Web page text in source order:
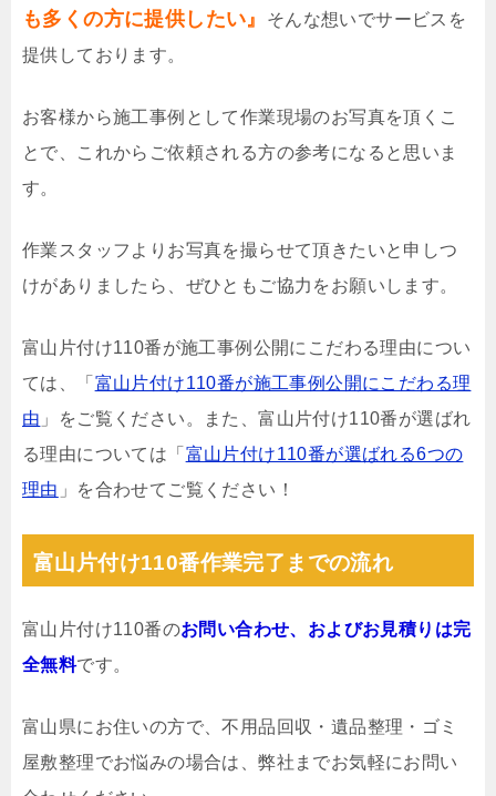
も多くの方に提供したい』
そんな想いでサービスを
提供しております。
お客様から施工事例として作業現場のお写真を頂くこ
とで、これからご依頼される方の参考になると思いま
す。
作業スタッフよりお写真を撮らせて頂きたいと申しつ
けがありましたら、ぜひともご協力をお願いします。
富山片付け110番が施工事例公開にこだわる理由につい
ては、「 富山片付け110番が施工事例公開にこだわる理
由 」をご覧ください。また、富山片付け110番が選ばれ
る理由については「 富山片付け110番が選ばれる6つの
理由 」を合わせてご覧ください！
富山片付け110番作業完了までの流れ
富山片付け110番のお問い合わせ、およびお見積りは完
全無料です。
富山県にお住いの方で、不用品回収・遺品整理・ゴミ
屋敷整理でお悩みの場合は、弊社までお気軽にお問い